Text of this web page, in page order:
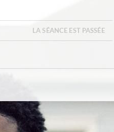
LA SÉANCE EST PASSÉE